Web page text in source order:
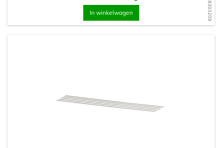
In winkelwagen